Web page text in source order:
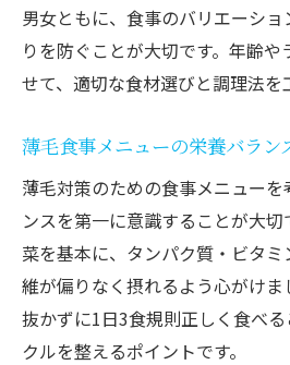
男女ともに、食事のバリエーシ
りを防ぐことが大切です。年齢
せて、適切な食材選びと調理法を
薄毛食事メニューの栄養バラン
薄毛対策のための食事メニュー
ンスを第一に意識することが大
菜を基本に、タンパク質・ビタ
維が偏りなく摂れるよう心がけま
抜かずに1日3食規則正しく食べ
クルを整えるポイントです。